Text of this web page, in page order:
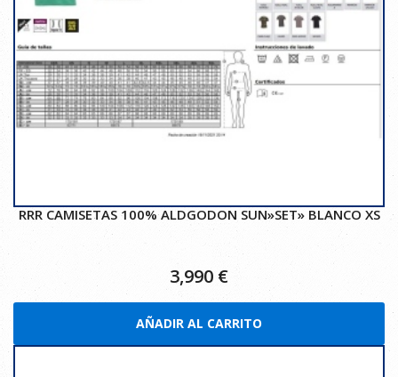
RRR CAMISETAS 100% ALDGODON SUN»SET» BLANCO XS
3,990 €
AÑADIR AL CARRITO